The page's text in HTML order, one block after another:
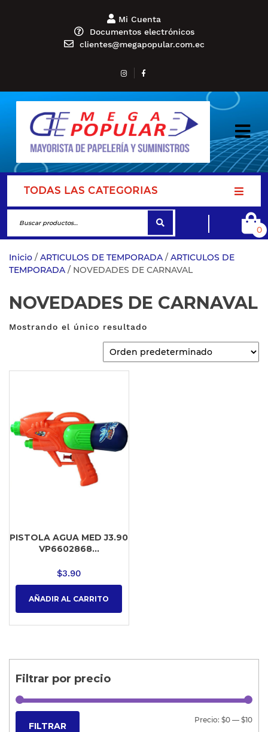
Mi Cuenta
Documentos electrónicos
clientes@megapopular.com.ec
TODAS LAS CATEGORIAS
0
Inicio / ARTICULOS DE TEMPORADA / ARTICULOS DE
TEMPORADA / NOVEDADES DE CARNAVAL
NOVEDADES DE CARNAVAL
Mostrando el único resultado
PISTOLA AGUA MED J3.90
VP6602868...
$3.90
AÑADIR AL CARRITO
Filtrar por precio
FILTRAR
Precio: $0 — $10